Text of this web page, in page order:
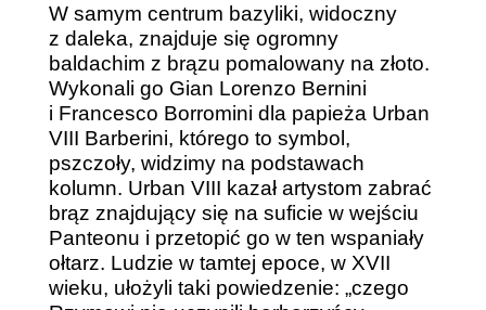
W samym centrum bazyliki, widoczny
z daleka, znajduje się ogromny
baldachim z brązu pomalowany na złoto.
Wykonali go Gian Lorenzo Bernini
i Francesco Borromini dla papieża Urban
VIII Barberini, którego to symbol,
pszczoły, widzimy na podstawach
kolumn. Urban VIII kazał artystom zabrać
brąz znajdujący się na suficie w wejściu
Panteonu i przetopić go w ten wspaniały
ołtarz. Ludzie w tamtej epoce, w XVII
wieku, ułożyli taki powiedzenie: „czego